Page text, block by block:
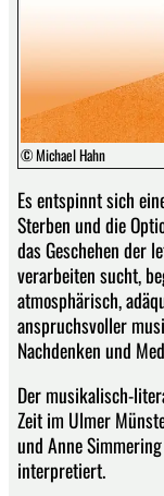
© Michael Hahn
Es entspinnt sich
Sterben und die
das Geschehen der
verarbeiten sucht,
atmosphärisch,
anspruchsvoller
Nachdenken und
Der musikalisch-
Zeit im Ulmer
und Anne
interpretiert.